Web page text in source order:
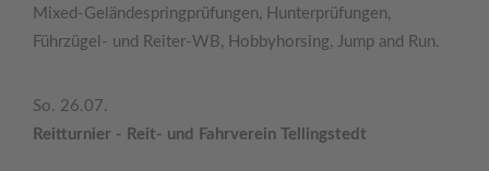
Mixed-Geländespringprüfungen, Hunterprüfungen,
Führzügel- und Reiter-WB, Hobbyhorsing, Jump and Run.
So. 26.07.
Reitturnier - Reit- und Fahrverein Tellingstedt